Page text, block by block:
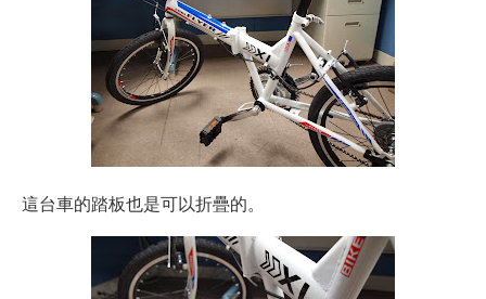
這台車的踏板也是可以折疊的。